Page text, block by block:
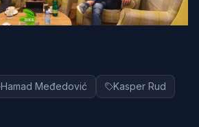
Hamad Međedović Kasper Rud